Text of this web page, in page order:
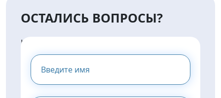
ОСТАЛИСЬ ВОПРОСЫ?
НАПИШИТЕ НАМ И МЫ
ПРЕДОСТАВИМ ВАМ
КОНСУЛЬТАЦИЮ